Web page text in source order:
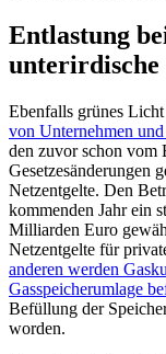
Entlastung
unterirdische
Ebenfalls grünes
von Unternehmen
den zuvor schon vom
Gesetzesänderungen
Netzentgelte. Den
kommenden Jahr ein
Milliarden Euro
Netzentgelte für
anderen werden
Gasspeicherumlage
Befüllung der
worden.